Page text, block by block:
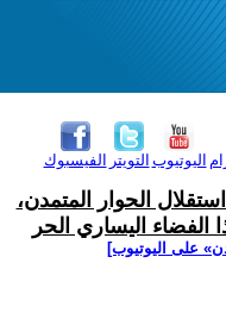
الفيسبوك التويتر اليوتيوب
الحوار المتمدن،
اليساري الحر
على اليوتيوب]